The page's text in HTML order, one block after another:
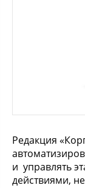
Редакция
и управлять
действиями,